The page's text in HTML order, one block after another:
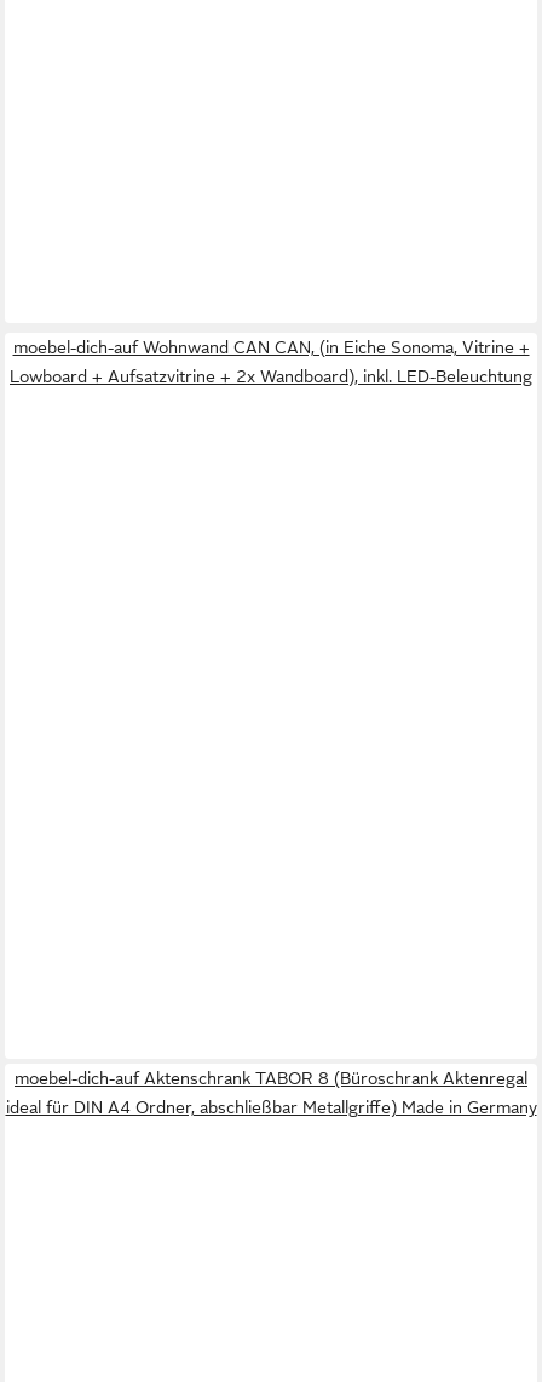
moebel-dich-auf Wohnwand CAN CAN, (in Eiche Sonoma, Vitrine +
Lowboard + Aufsatzvitrine + 2x Wandboard), inkl. LED-Beleuchtung
moebel-dich-auf Aktenschrank TABOR 8 (Büroschrank Aktenregal
ideal für DIN A4 Ordner, abschließbar Metallgriffe) Made in Germany